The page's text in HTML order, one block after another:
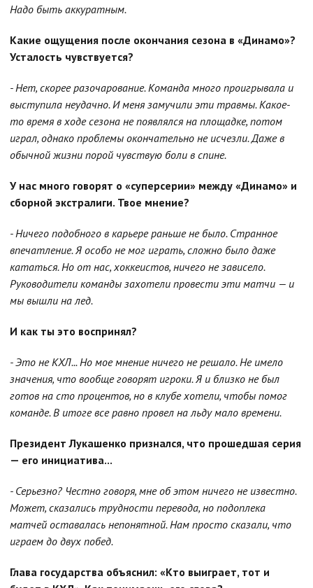
Надо быть аккуратным.
Какие ощущения после окончания сезона в «Динамо»?
Усталость чувствуется?
- Нет, скорее разочарование. Команда много проигрывала и
выступила неудачно. И меня замучили эти травмы. Какое-
то время в ходе сезона не появлялся на площадке, потом
играл, однако проблемы окончательно не исчезли. Даже в
обычной жизни порой чувствую боли в спине.
У нас много говорят о «суперсерии» между «Динамо» и
сборной экстралиги. Твое мнение?
- Ничего подобного в карьере раньше не было. Странное
впечатление. Я особо не мог играть, сложно было даже
кататься. Но от нас, хоккеистов, ничего не зависело.
Руководители команды захотели провести эти матчи — и
мы вышли на лед.
И как ты это воспринял?
- Это не КХЛ... Но мое мнение ничего не решало. Не имело
значения, что вообще говорят игроки. Я и близко не был
готов на сто процентов, но в клубе хотели, чтобы помог
команде. В итоге все равно провел на льду мало времени.
Президент Лукашенко признался, что прошедшая серия
— его инициатива...
- Серьезно? Честно говоря, мне об этом ничего не известно.
Может, сказались трудности перевода, но подоплека
матчей оставалась непонятной. Нам просто сказали, что
играем до двух побед.
Глава государства объяснил: «Кто выиграет, тот и